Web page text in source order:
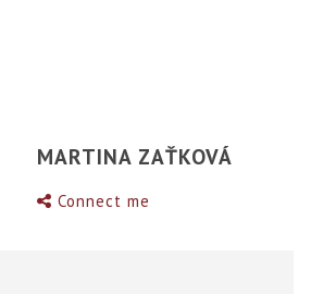
MARTINA ZAŤKOVÁ
Connect me